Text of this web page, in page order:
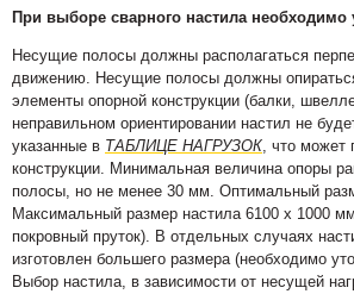
При выборе сварного настила необходимо
Несущие полосы должны располагаться
движению. Несущие полосы должны
элементы опорной конструкции (балки,
неправильном ориентировании настил не
указанные в ТАБЛИЦЕ НАГРУЗОК, что может
конструкции. Минимальная величина опоры
полосы, но не менее 30 мм. Оптимальный
Максимальный размер настила 6100 х 1000
покровный пруток). В отдельных случаях
изготовлен большего размера (необходимо
Выбор настила, в зависимости от несущей